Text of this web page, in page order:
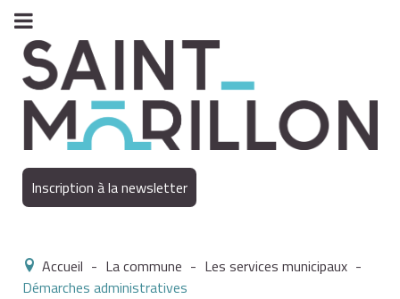
Inscription à la newsletter
Accueil - La commune - Les services municipaux -
Démarches administratives